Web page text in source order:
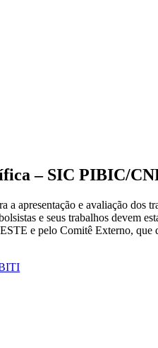
– SIC PIBIC/
a apresentação e avaliação dos
e seus trabalhos devem
e pelo Comitê Externo, que